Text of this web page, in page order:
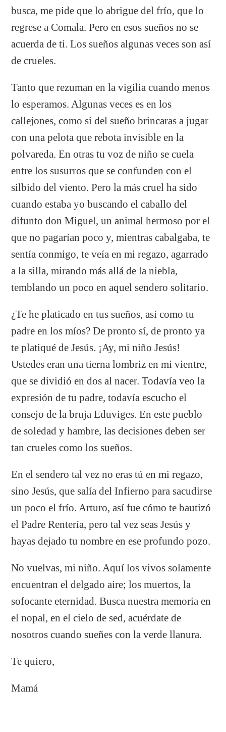
busca, me pide que lo abrigue del frío, que lo
regrese a Comala. Pero en esos sueños no se
acuerda de ti. Los sueños algunas veces son así
de crueles.
Tanto que rezuman en la vigilia cuando menos
lo esperamos. Algunas veces es en los
callejones, como si del sueño brincaras a jugar
con una pelota que rebota invisible en la
polvareda. En otras tu voz de niño se cuela
entre los susurros que se confunden con el
silbido del viento. Pero la más cruel ha sido
cuando estaba yo buscando el caballo del
difunto don Miguel, un animal hermoso por el
que no pagarían poco y, mientras cabalgaba, te
sentía conmigo, te veía en mi regazo, agarrado
a la silla, mirando más allá de la niebla,
temblando un poco en aquel sendero solitario.
¿Te he platicado en tus sueños, así como tu
padre en los míos? De pronto sí, de pronto ya
te platiqué de Jesús. ¡Ay, mi niño Jesús!
Ustedes eran una tierna lombriz en mi vientre,
que se dividió en dos al nacer. Todavía veo la
expresión de tu padre, todavía escucho el
consejo de la bruja Eduviges. En este pueblo
de soledad y hambre, las decisiones deben ser
tan crueles como los sueños.
En el sendero tal vez no eras tú en mi regazo,
sino Jesús, que salía del Infierno para sacudirse
un poco el frío. Arturo, así fue cómo te bautizó
el Padre Rentería, pero tal vez seas Jesús y
hayas dejado tu nombre en ese profundo pozo.
No vuelvas, mi niño. Aquí los vivos solamente
encuentran el delgado aire; los muertos, la
sofocante eternidad. Busca nuestra memoria en
el nopal, en el cielo de sed, acuérdate de
nosotros cuando sueñes con la verde llanura.
Te quiero,
Mamá